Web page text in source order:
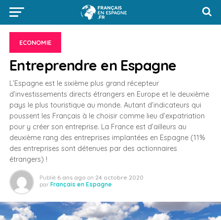
ECONOMIE
Entreprendre en Espagne
L’Espagne est le sixième plus grand récepteur
d’investissements directs étrangers en Europe et le deuxième
pays le plus touristique au monde. Autant d’indicateurs qui
poussent les Français à le choisir comme lieu d’expatriation
pour y créer son entreprise. La France est d’ailleurs au
deuxième rang des entreprises implantées en Espagne (11%
des entreprises sont détenues par des actionnaires
étrangers) !
Publié 6 ans ago on 24 octobre 2020
par Français en Espagne